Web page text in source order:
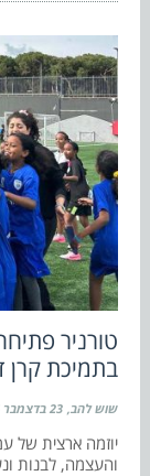
טורניר
בתמיכת קרן
שוש להב 23 בדצמבר 2025
יוזמה ארצית של
והעצמה, לבנות